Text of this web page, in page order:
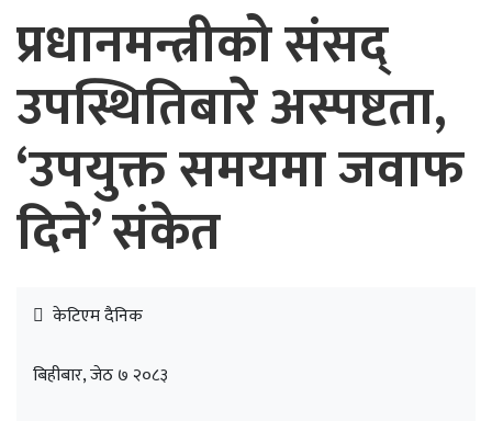
प्रधानमन्त्रीको संसद्
उपस्थितिबारे अस्पष्टता,
‘उपयुक्त समयमा जवाफ
दिने’ संकेत
केटिएम दैनिक
बिहीबार, जेठ ७ २०८३